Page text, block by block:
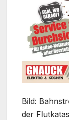
Bild:
der